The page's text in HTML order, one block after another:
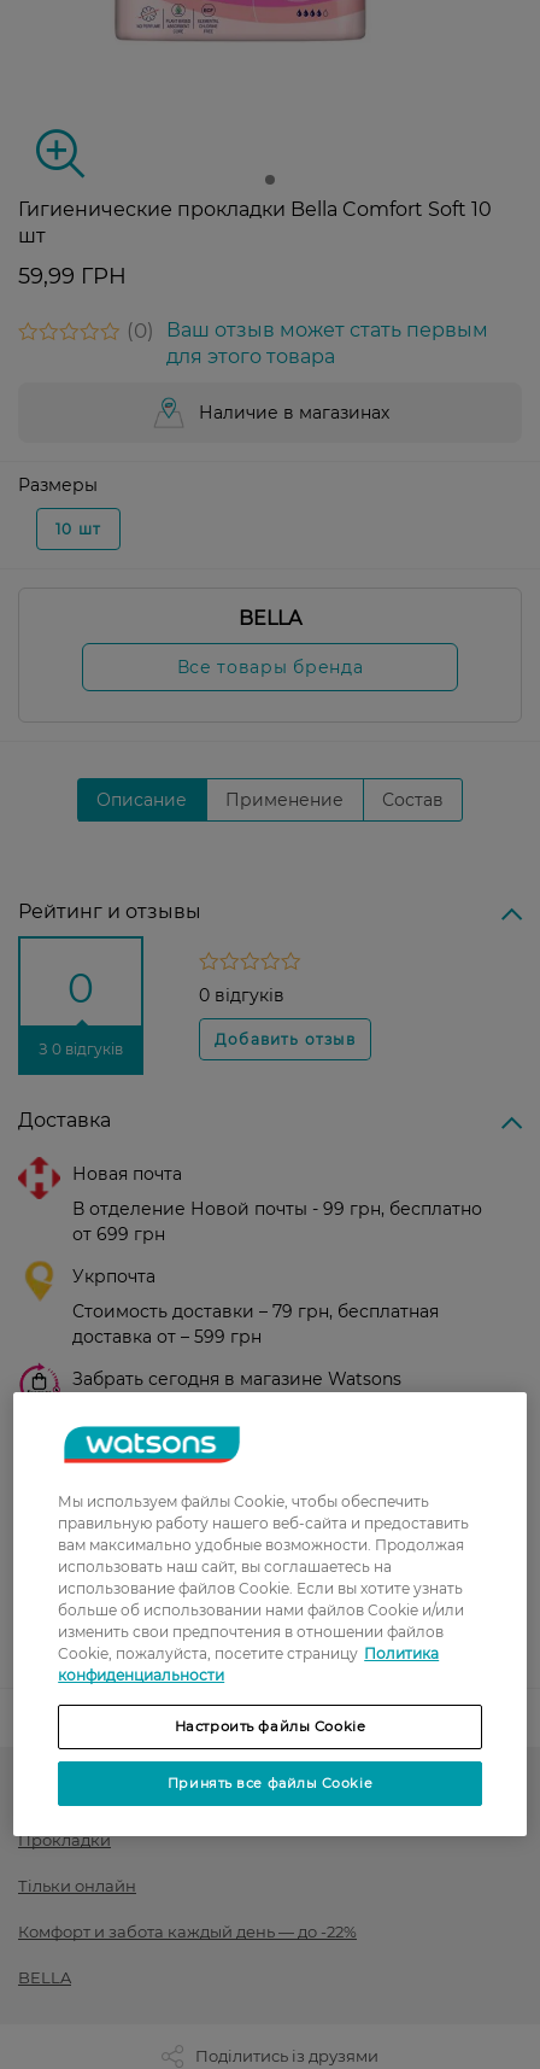
Гигиенические прокладки Bella Comfort Soft 10
шт
59,99 ГРН
0
Ваш отзыв может стать первым
для этого товара
Наличие в магазинах
Размеры
10 шт
BELLA
Все товары бренда
Описание Применение Состав
Рейтинг и отзывы
0
З 0 відгуків
0 відгуків
Доставка
Новая почта
В отделение Новой почты - 99 грн, бесплатно
от 699 грн
Укрпочта
Стоимость доставки – 79 грн, бесплатная
доставка от – 599 грн
Забрать сегодня в магазине Watsons
Показать больше
Оплата
Оплата картой
Послеоплата
Показать больше
Прокладки
Тільки онлайн
Комфорт и забота каждый день — до -22%
BELLA
Поділитись із друзями
Мы используем файлы Cookie, чтобы обеспечить
правильную работу нашего веб-сайта и предоставить
вам максимально удобные возможности. Продолжая
использовать наш сайт, вы соглашаетесь на
использование файлов Cookie. Если вы хотите узнать
больше об использовании нами файлов Cookie и/или
изменить свои предпочтения в отношении файлов
Cookie, пожалуйста, посетите страницу Политика
конфиденциальности
Настроить файлы Cookie
Принять все файлы Cookie